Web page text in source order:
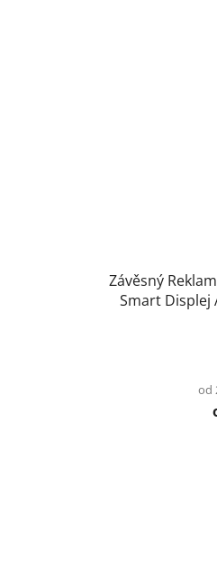
Závěsný
Smart Displej
od